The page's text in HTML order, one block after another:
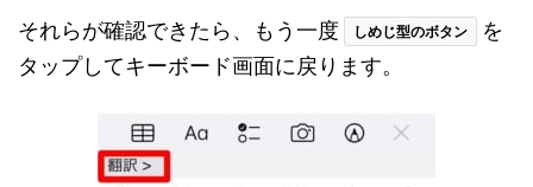
それらが確認できたら、もう一度 しめじ型のボタン
を
タップしてキーボード画面に戻ります。